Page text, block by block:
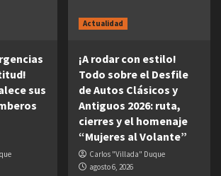
sus
Actualidad
¡A rodar con estilo!
Todo sobre el Desfile
de Autos Clásicos y
Antiguos 2026: ruta,
cierres y el homenaje
“Mujeres al Volante”
Carlos "Villada" Duque
agosto 6, 2026